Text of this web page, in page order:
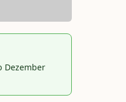
Dezember